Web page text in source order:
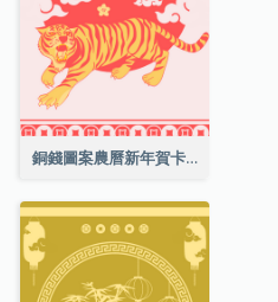
銅錢圖案農曆新年賀卡